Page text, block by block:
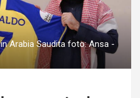
Arabia Saudita foto: Ansa -